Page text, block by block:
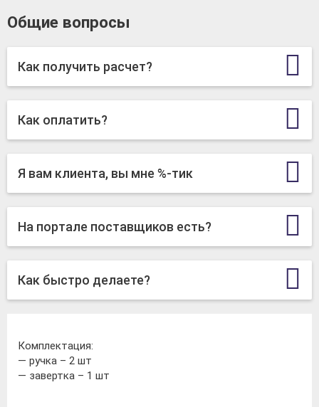
Общие вопросы
Как получить расчет?
Как оплатить?
Я вам клиента, вы мне %-тик
На портале поставщиков есть?
Как быстро делаете?
Комплектация:
— ручка – 2 шт
— завертка – 1 шт